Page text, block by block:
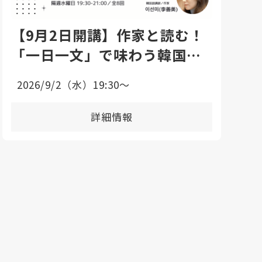
【9月2日開講】作家と読む！
「一日一文」で味わう韓国語
2026/9/2（水）19:30〜
詳細情報